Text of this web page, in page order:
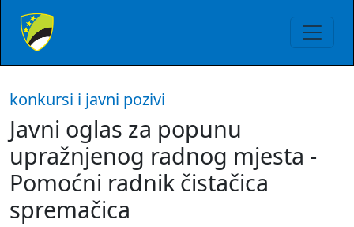
konkursi i javni pozivi
Javni oglas za popunu
upražnjenog radnog mjesta -
Pomoćni radnik čistačica
spremačica